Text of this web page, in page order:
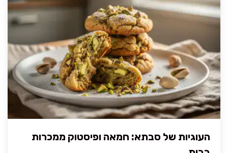
העוגיות של סבתא: חמאה ופיסטוק ממכרות